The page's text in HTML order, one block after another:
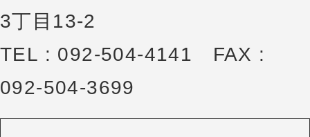
3丁目13-2
TEL : 092-504-4141 FAX :
092-504-3699